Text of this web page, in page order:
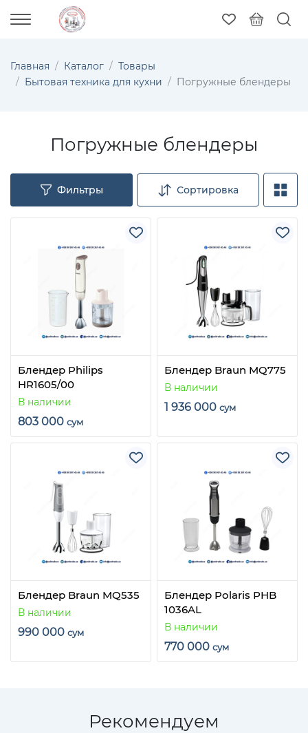
Главная Каталог
Товары
Бытовая техника для кухни
Погружные блендеры
Погружные блендеры
Фильтры Сортировка
Блендер Philips
HR1605/00
В наличии
803 000 сум
Блендер Braun MQ775
В наличии
1 936 000 сум
Блендер Braun MQ535
В наличии
990 000 сум
Блендер Polaris PHB
1036AL
В наличии
770 000 сум
Рекомендуем